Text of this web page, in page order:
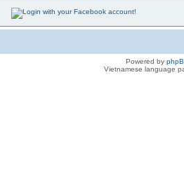
Powered by
Vietnamese language